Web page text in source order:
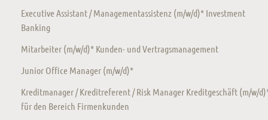
Executive Assistant / Managementassistenz (m/w/d)* Investment
Banking
Mitarbeiter (m/w/d)* Kunden- und Vertragsmanagement
Junior Office Manager (m/w/d)*
Kreditmanager / Kreditreferent / Risk Manager Kreditgeschäft (m/w/
für den Bereich Firmenkunden